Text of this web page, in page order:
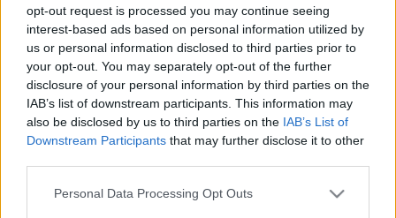
opt-out request is processed you may continue seeing
interest-based ads based on personal information utilized by
us or personal information disclosed to third parties prior to
your opt-out. You may separately opt-out of the further
disclosure of your personal information by third parties on the
IAB’s list of downstream participants. This information may
also be disclosed by us to third parties on the IAB’s List of
Downstream Participants that may further disclose it to other
Please note that this website/app uses one or more Google
Personal Data Processing Opt Outs
Országos hírek
Megérkezett az eső a Duna vízgyűjtőjére
SEGÍTIK A VADÁLLOMÁNYT A SOMOGYI ERDŐKBEN